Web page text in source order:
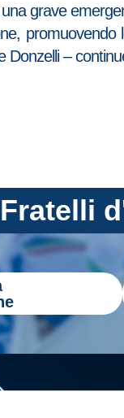
grave
Donzelli –
Fratelli